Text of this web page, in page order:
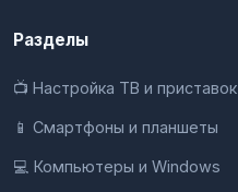
Разделы
📺 Настройка ТВ и приставок
📱 Смартфоны и планшеты
💻 Компьютеры и Windows